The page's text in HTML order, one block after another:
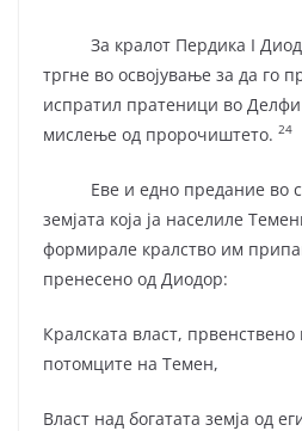
За кралот Пердика I
тргне во освојување за да го
испратил пратеници во
мислење од пророчиштето. 24
Еве и едно предание во
земјата која ја населиле
формирале кралство им
пренесено од Диодор:
Кралската власт,
потомците на Темен,
Власт над богатата земја од